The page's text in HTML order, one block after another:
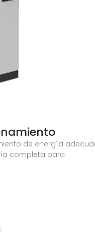
de energía
completa para